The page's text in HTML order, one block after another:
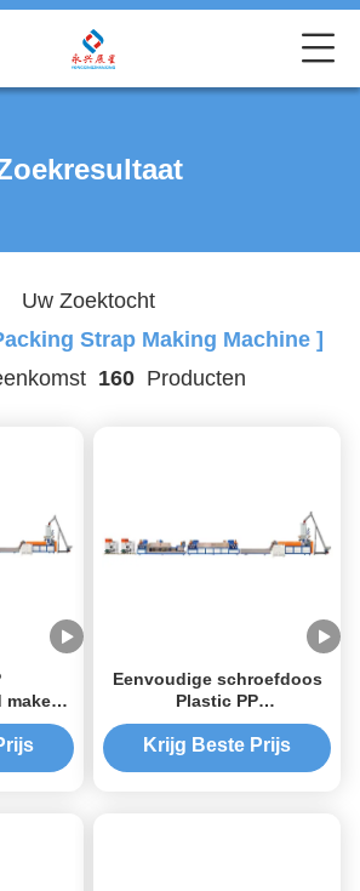
Uw Zoektocht
Strap Making Machine ]
160Producten
maken
KG/H
Eenvoudige schroefdoos
Plastic PP
verpakkingsband maken
machine
Krijg Beste Prijs